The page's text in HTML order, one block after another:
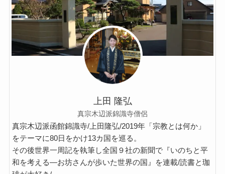
その他おすすめ本
タンザニア・トルコ編
チェコ・オーストリア編
ボスニア・クロアチア編
上田 隆弘
真宗木辺派錦識寺僧侶
真宗木辺派函館錦識寺/上田隆弘/2019年「宗教とは何か」
をテーマに80日をかけ13カ国を巡る。
その後世界一周記を執筆し全国９社の新聞で『いのちと平
和を考える―お坊さんが歩いた世界の国』を連載/読書と珈